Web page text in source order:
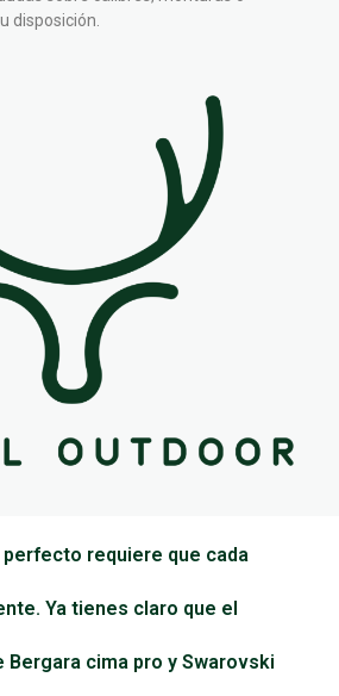
disposición.
requiere que cada
Ya tienes claro que el
Bergara cima pro y Swarovski